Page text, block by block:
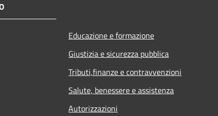
Educazione e formazione
Giustizia e sicurezza pubblica
Tributi,finanze e contravvenzioni
Salute, benessere e assistenza
Autorizzazioni